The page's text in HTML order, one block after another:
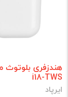
هندزفری بلوتوث
i18-TWS
ایرپاد